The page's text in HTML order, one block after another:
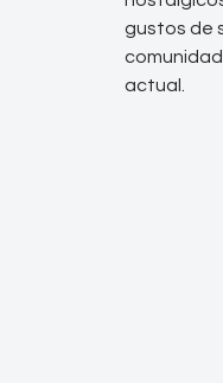
gustos de
actual.